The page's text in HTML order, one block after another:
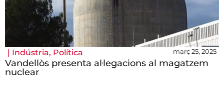
| Indústria, Política març 25, 2025
Vandellòs presenta al·legacions al magatzem
nuclear